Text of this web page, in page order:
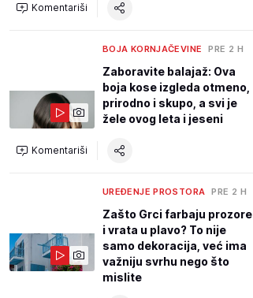
Komentariši
BOJA KORNJAČEVINE PRE 2 H
Zaboravite balajaž: Ova
boja kose izgleda otmeno,
prirodno i skupo, a svi je
žele ovog leta i jeseni
Komentariši
UREĐENJE PROSTORA PRE 2 H
Zašto Grci farbaju prozore
i vrata u plavo? To nije
samo dekoracija, već ima
važniju svrhu nego što
mislite